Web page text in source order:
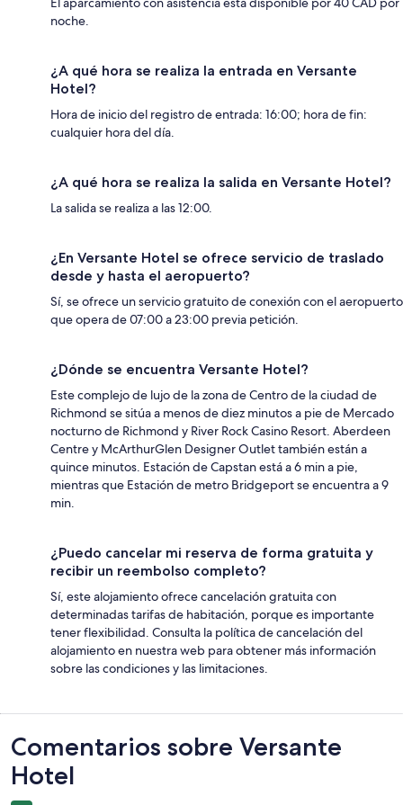
noche.
¿A qué hora se realiza la entrada en Versante
Hotel?
Hora de inicio del registro de entrada: 16:00; hora de fin:
cualquier hora del día.
¿A qué hora se realiza la salida en Versante Hotel?
La salida se realiza a las 12:00.
¿En Versante Hotel se ofrece servicio de traslado
desde y hasta el aeropuerto?
Sí, se ofrece un servicio gratuito de conexión con el aeropuerto
que opera de 07:00 a 23:00 previa petición.
¿Dónde se encuentra Versante Hotel?
Este complejo de lujo de la zona de Centro de la ciudad de
Richmond se sitúa a menos de diez minutos a pie de Mercado
nocturno de Richmond y River Rock Casino Resort. Aberdeen
Centre y McArthurGlen Designer Outlet también están a
quince minutos. Estación de Capstan está a 6 min a pie,
mientras que Estación de metro Bridgeport se encuentra a 9
min.
¿Puedo cancelar mi reserva de forma gratuita y
recibir un reembolso completo?
Sí, este alojamiento ofrece cancelación gratuita con
determinadas tarifas de habitación, porque es importante
tener flexibilidad. Consulta la política de cancelación del
alojamiento en nuestra web para obtener más información
sobre las condiciones y las limitaciones.
Comentarios
Comentarios sobre Versante
Hotel